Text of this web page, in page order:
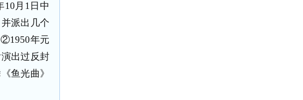
10 月 1 日 中
派出几个
②1950年元
出过反封
鱼光曲》